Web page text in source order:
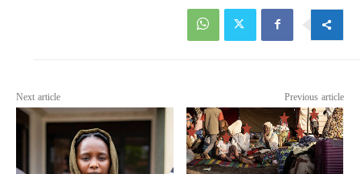
Previous article
Next article